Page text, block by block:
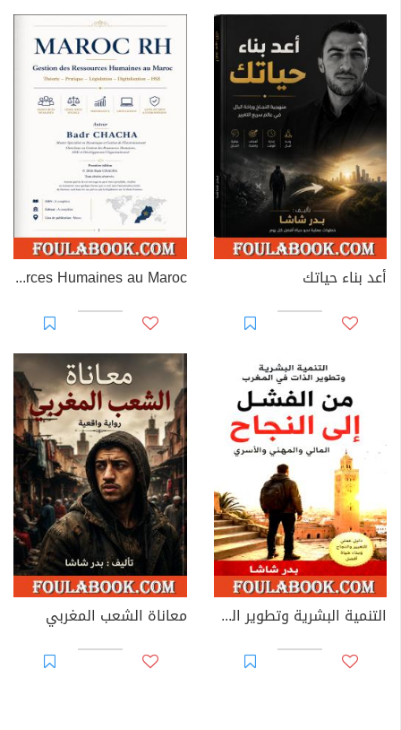
أعد بناء حياتك MAROC RH – Gestion des Ressources Humaines au Maroc
التنمية البشرية وتطوير الذات في المغرب معاناة الشعب المغربي